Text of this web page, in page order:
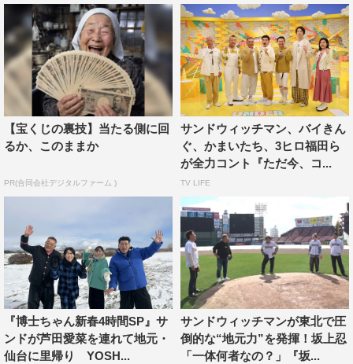
かまいたち サンドウィッチマン
富澤たけし 山内健司
【宝くじの裏技】当たる側に回
るか、このままか
PR(合同会社デジタルファーム )
サンドウィッチマン、バイきん
ぐ、かまいたち、3ヒロ福田ら
が全力コント『ただ今、コ...
TV LIFE
『博士ちゃん新春4時間SP』サ
ンドが芦田愛菜を連れて地元・
仙台に里帰り YOSH...
サンドウィッチマンが東北で圧
倒的な“地元力”を発揮！坂上忍
「一体何者なの？」『坂...